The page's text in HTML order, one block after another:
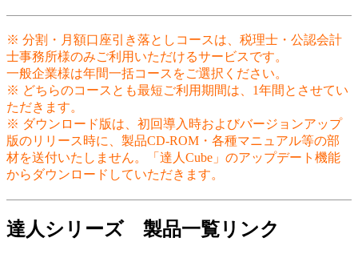
※ 分割・月額口座引き落としコースは、税理士・公認会計
士事務所様のみご利用いただけるサービスです。
一般企業様は年間一括コースをご選択ください。
※ どちらのコースとも最短ご利用期間は、1年間とさせてい
ただきます。
※ ダウンロード版は、初回導入時およびバージョンアップ
版のリリース時に、製品CD-ROM・各種マニュアル等の部
材を送付いたしません。「達人Cube」のアップデート機能
からダウンロードしていただきます。
達人シリーズ 製品一覧リンク